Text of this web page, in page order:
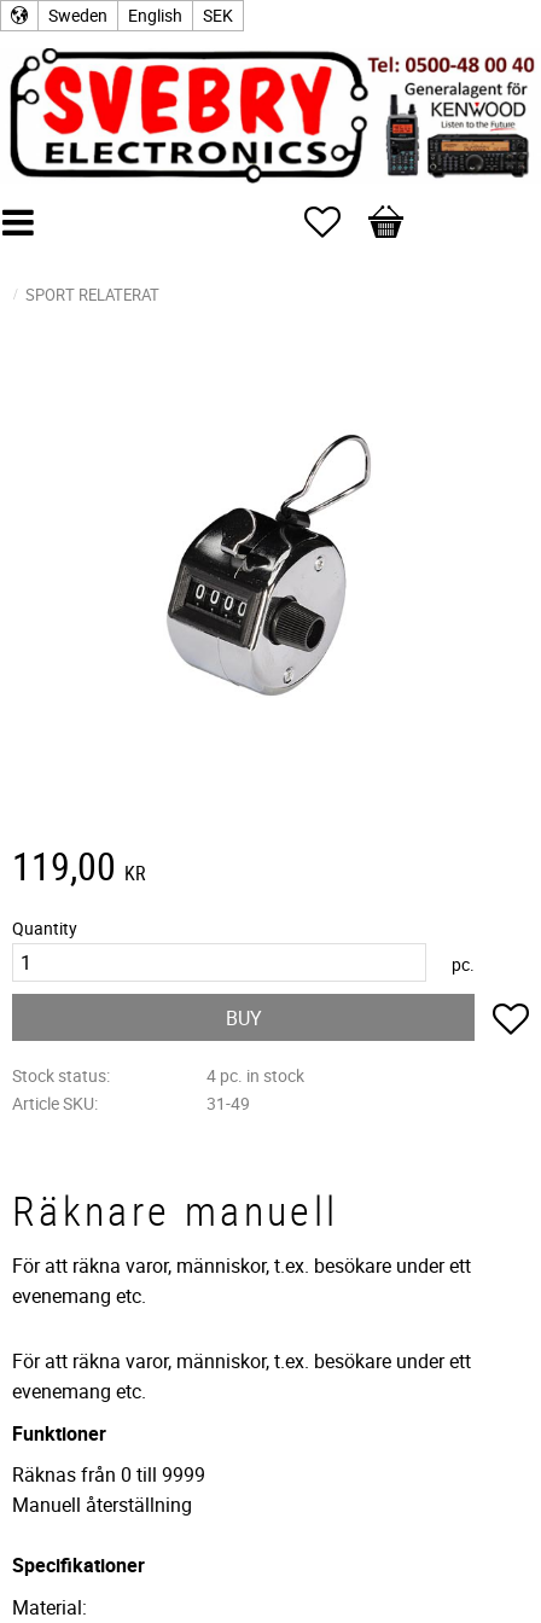
Sweden English SEK
Favorites
Basket
SPORT RELATERAT
119,00 KR
Quantity
pc.
BUY
Stock status
4 pc. in stock
Article SKU
31-49
Räknare manuell
För att räkna varor, människor, t.ex. besökare under ett
evenemang etc.
För att räkna varor, människor, t.ex. besökare under ett
evenemang etc.
Funktioner
Räknas från 0 till 9999
Manuell återställning
Specifikationer
Material: